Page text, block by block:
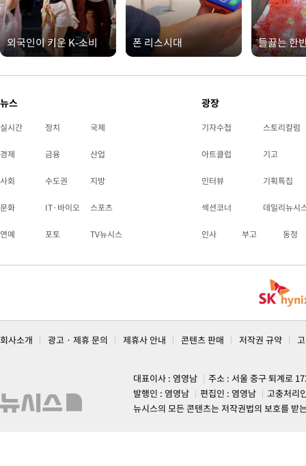
외국인이 키운 K-소비 폰 리스시대 들끓는 한
뉴스
실시간 정치 국제
경제 금융 산업
사회 수도권 지방
문화 IT·바이오 스포츠
연예 포토 TV뉴시스
광장
기자수첩 스토리칼럼
아트클럽 기고
인터뷰 기획특집
섹션코너 데일리뉴시
인사 부고 동정
회사소개 광고 · 제휴 문의 제휴사 안내 콘텐츠 판매 저작권 규약
대표이사 : 염영남
주소 : 서울 중구 퇴계로
발행인 : 염영남
편집인 : 염영남
고충처리
뉴시스의 모든 콘텐츠는 저작권법의 보호를